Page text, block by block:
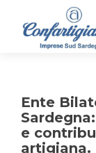
Ente
e
artigiana.